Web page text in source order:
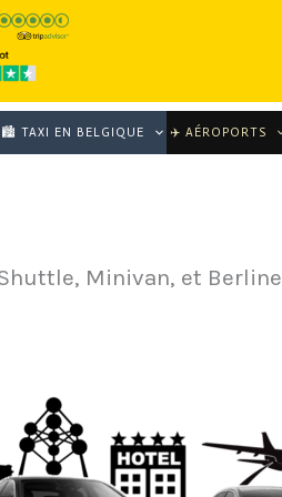
🏙️ TAXI EN BELGIQUE ✈️ AÉROPORTS
Minivan, et Berline